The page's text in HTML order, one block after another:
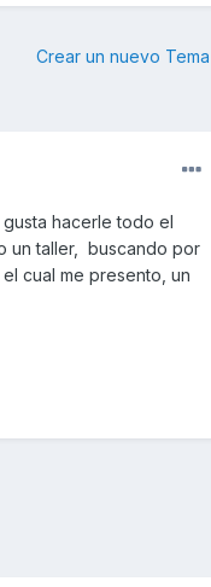
Crear un nuevo Tema
hacerle todo el
un taller, buscando por
cual me presento, un